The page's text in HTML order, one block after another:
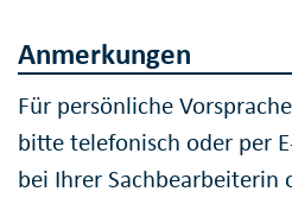
Anmerkungen
Für persönliche
bitte telefonisch oder per
bei Ihrer Sachbearbeiterin